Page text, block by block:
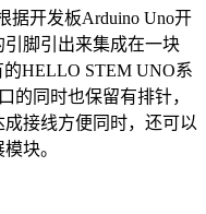
据开发板Arduino Uno开
脚引出来集成在一块
HELLO STEM UNO系
的同时也保留有排针，
接线方便同时，还可以
块。